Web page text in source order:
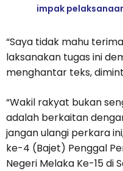
impak
“Saya tidak mahu
laksanakan tugas ini
menghantar teks,
“Wakil rakyat bukan
adalah berkaitan
jangan ulangi perkara
ke-4 (Bajet) Penggal
Negeri Melaka Ke-15 di